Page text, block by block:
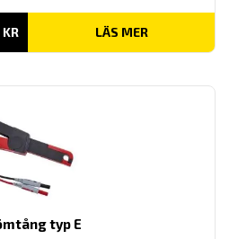
KRPRISINTERVALL:
TILL
LÄS MER
typ E